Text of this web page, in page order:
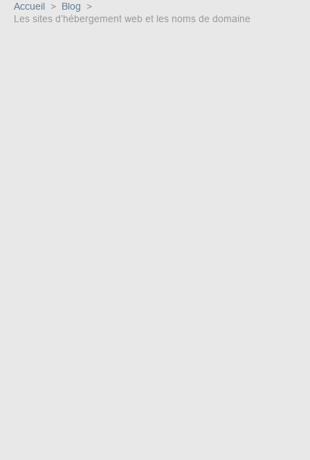
Accueil
Blog
Les sites d’hébergement web et les noms de domaine